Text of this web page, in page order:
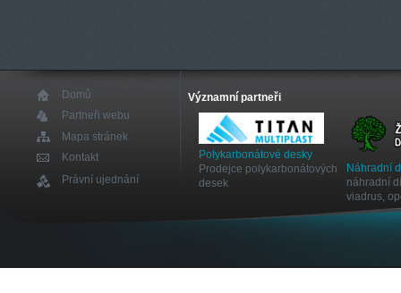
Domů
Partneři webu
Mapa stránek
Kontakt
Právní ujednání
Významní partneři
Polykarbonátové desky
Prodejce polykarbonátových
desek
Náhradní
náhradní
viadrus,